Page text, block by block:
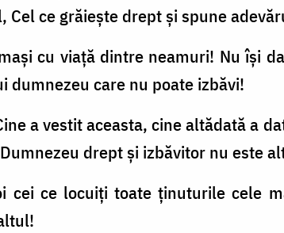
ce grăieşte drept şi spune
cu viaţă dintre neamuri! Nu îşi
dumnezeu care nu poate izbăvi!
a vestit aceasta, cine altădată a
drept şi izbăvitor nu este
ce locuiţi toate ţinuturile cele